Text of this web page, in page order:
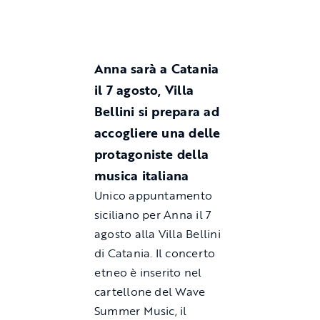
Anna sarà a Catania
il 7 agosto, Villa
Bellini si prepara ad
accogliere una delle
protagoniste della
musica italiana
Unico appuntamento
siciliano per Anna il 7
agosto alla Villa Bellini
di Catania. Il concerto
etneo è inserito nel
cartellone del Wave
Summer Music, il